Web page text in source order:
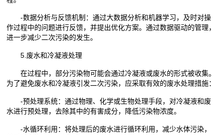
-数据分析与反馈机制：通过大数据分析和机器学习，及时对操
作过程中的问题进行反馈，并提出优化方案。通过数据驱动的管理，
进一步减少二次污染的发生。
5.废水和冷凝液处理
在过程中，部分污染物可能会通过冷凝液或废水的形式被收集。
为了避免废水和冷凝液引发二次污染，应采取有效的废水处理措施：
-预处理系统：通过物理、化学或生物处理手段，对冷凝液和废
水进行预处理，去除其中的有害成分，降低污染物浓度。
-水循环利用：将处理后的废水进行循环利用，减少水体污染，